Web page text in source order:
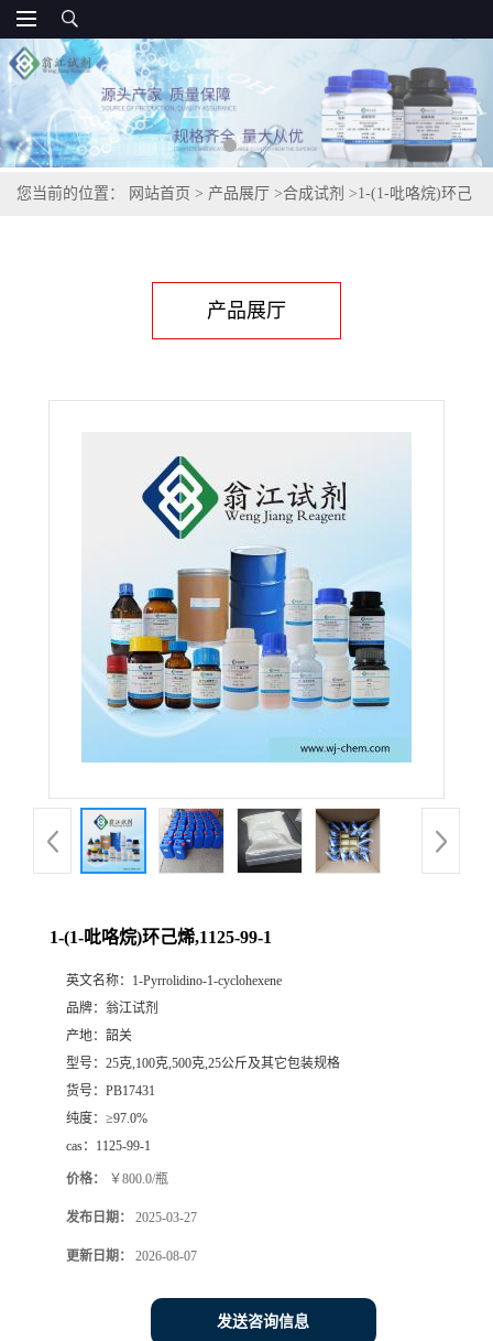
您当前的位置： 网站首页 > 产品展厅 >合成试剂 >1-(1-吡咯烷)环己
产品展厅
1-(1-吡咯烷)环己烯,1125-99-1
英文名称： 1-Pyrrolidino-1-cyclohexene
品牌： 翁江试剂
产地： 韶关
型号： 25克,100克,500克,25公斤及其它包装规格
货号： PB17431
纯度： ≥97.0%
cas： 1125-99-1
价格： ￥800.0/瓶
发布日期： 2025-03-27
更新日期： 2026-08-07
发送咨询信息